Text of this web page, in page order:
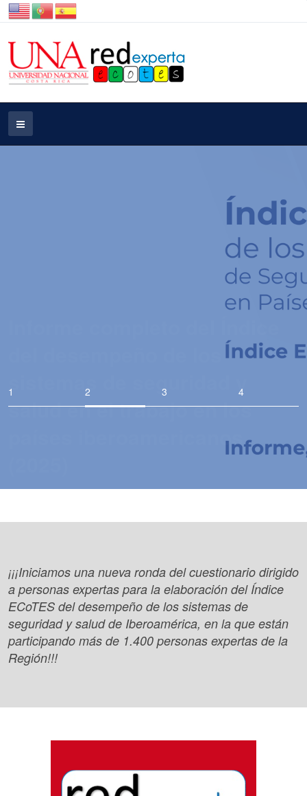
Informe completo del Índice
sistemas de seguridad y
países iberoamericanos
¡¡¡Iniciamos una nueva ronda del cuestionario dirigido
a personas expertas para la elaboración del Índice
ECoTES del desempeño de los sistemas de
seguridad y salud de Iberoamérica, en la que están
participando más de 1.400 personas expertas de la
Región!!!